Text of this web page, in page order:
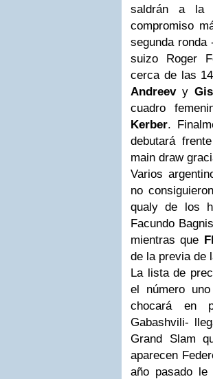
saldrán a la
compromiso
segunda ronda
suizo Roger
cerca de las
Andreevy
cuadro
Kerber.
debutará
main draw
Varios
no
qualy de los
Facundo
mientras que
de la previa de
La lista de
el número
chocará en
Gabashvili-
Grand Slam
aparecen
año pasado